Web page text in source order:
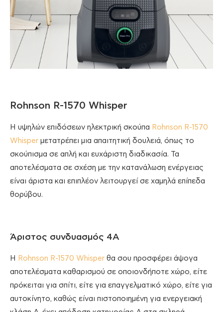
Rohnson R-1570 Whisper
Η υψηλών επιδόσεων ηλεκτρική σκούπα Rohnson R-1570
Whisper μετατρέπει μια απαιτητική δουλειά, όπως το
σκούπισμα σε απλή και ευχάριστη διαδικασία. Τα
αποτελέσματα σε σχέση με την κατανάλωση ενέργειας
είναι άριστα και επιπλέον λειτουργεί σε χαμηλά επίπεδα
θορύβου.
Άριστος συνδυασμός 4A
Η Rohnson R-1570 Whisper θα σου προσφέρει άψογα
αποτελέσματα καθαρισμού σε οποιονδήποτε χώρο, είτε
πρόκειται για σπίτι, είτε για επαγγελματικό χώρο, είτε για
αυτοκίνητο, καθώς είναι πιστοποιημένη για ενεργειακή